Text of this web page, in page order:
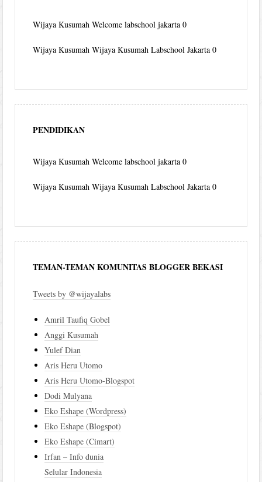
Wijaya Kusumah Welcome labschool jakarta 0
Wijaya Kusumah Wijaya Kusumah Labschool Jakarta 0
PENDIDIKAN
Wijaya Kusumah Welcome labschool jakarta 0
Wijaya Kusumah Wijaya Kusumah Labschool Jakarta 0
TEMAN-TEMAN KOMUNITAS BLOGGER BEKASI
Tweets by @wijayalabs
Amril Taufiq Gobel
Anggi Kusumah
Yulef Dian
Aris Heru Utomo
Aris Heru Utomo-Blogspot
Dodi Mulyana
Eko Eshape (Wordpress)
Eko Eshape (Blogspot)
Eko Eshape (Cimart)
Irfan – Info dunia
Selular Indonesia